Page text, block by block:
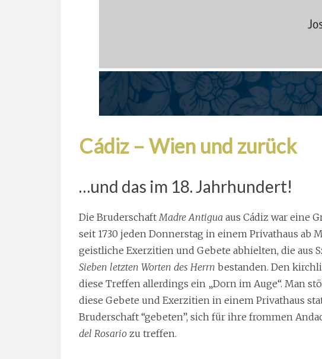
Cádiz – Wien und zurück
…und das im 18. Jahrhundert!
Die BruderschaftMadre Antigua aus Cádiz war eine
seit 1730 jeden Donnerstag in einem Privathaus ab
geistliche Exerzitien und Gebete abhielten, die aus
Sieben letzten Worten des Herrn bestanden. Den
diese Treffen allerdings ein „Dorn im Auge“. Man
diese Gebete und Exerzitien in einem Privathaus
Bruderschaft “gebeten”, sich für ihre frommen
del Rosario zu treffen.